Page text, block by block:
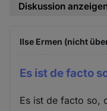
Diskussion
Ilse Ermen (nicht
Es ist de facto
Es ist de facto so,